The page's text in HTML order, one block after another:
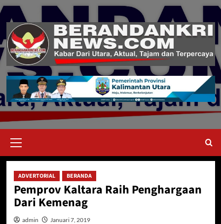
Skip
content
Menu
ADVERTORIAL BERANDA
Pemprov Kaltara Raih Penghargaan
Dari Kemenag
admin Januari 7, 2019